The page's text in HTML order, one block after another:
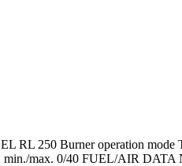
250 Burner operation mode
min./max. 0/40 FUEL/AIR DATA